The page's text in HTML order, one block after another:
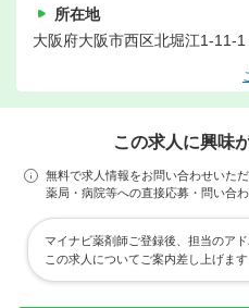
所在地
大阪府大阪市西区北堀江1-11-1
この求人に興味
無料で求人情報をお問い合わせいただ
薬局・病院等への直接応募・問い合
マイナビ薬剤師ご登録後、担当のア
この求人についてご案内差し上げます